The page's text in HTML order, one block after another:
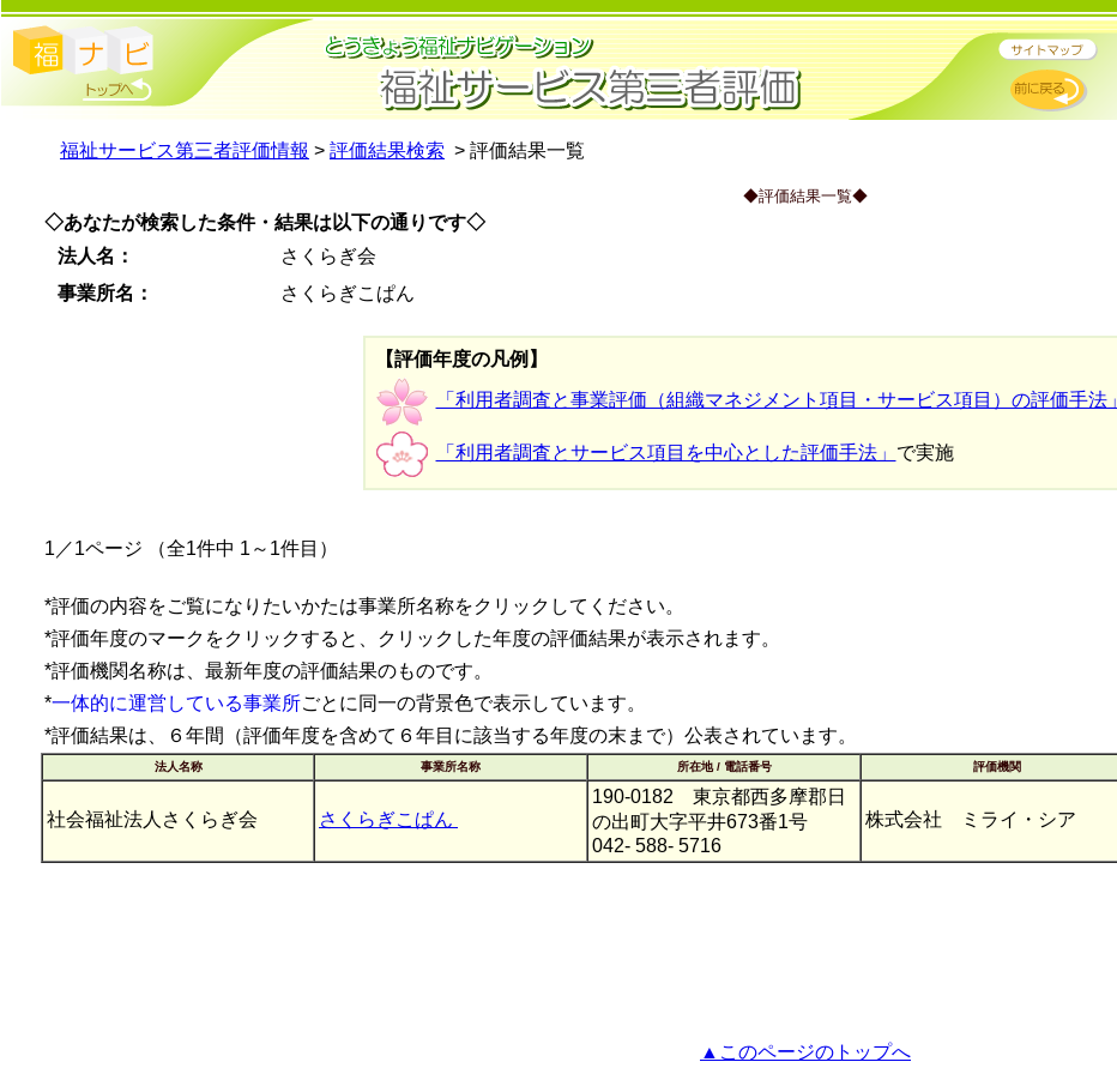
福祉サービス第三者評価情報 > 評価結果検索 > 評価結果一覧
◆評価結果一覧◆
◇あなたが検索した条件・結果は以下の通りです◇
法人名：
さくらぎ会
事業所名：
さくらぎこぱん
【評価年度の凡例】
「利用者調査と事業評価（組織マネジメント項目・サービス項目）の評価手法」
「利用者調査とサービス項目を中心とした評価手法」 で実施
1／1ページ （全1件中 1～1件目）
*評価の内容をご覧になりたいかたは事業所名称をクリックしてください。
*評価年度のマークをクリックすると、クリックした年度の評価結果が表示されます。
*評価機関名称は、最新年度の評価結果のものです。
*一体的に運営している事業所ごとに同一の背景色で表示しています。
*評価結果は、６年間（評価年度を含めて６年目に該当する年度の末まで）公表されています。
法人名称 事業所名称 所在地 / 電話番号 評価機関
社会福祉法人さくらぎ会 さくらぎこぱん
190-0182 東京都西多摩郡日
の出町大字平井673番1号
042- 588- 5716
株式会社 ミライ・シア
▲このページのトップへ